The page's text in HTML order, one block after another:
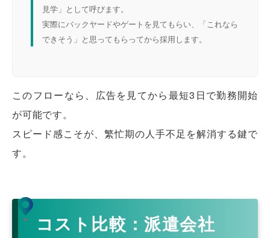
見学」として呼びます。
実際にバックヤードやゲートを見てもらい、「これなら
できそう」と思ってもらってから採用します。
このフローなら、広告を見てから最短3日で勤務開始
が可能です。
スピード感こそが、繁忙期の人手不足を解消する鍵で
す。
コスト比較：派遣会社